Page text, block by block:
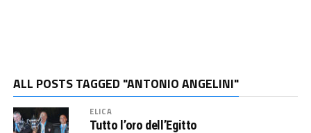
ALL POSTS TAGGED "ANTONIO ANGELINI"
ELICA
Tutto l’oro dell’Egitto